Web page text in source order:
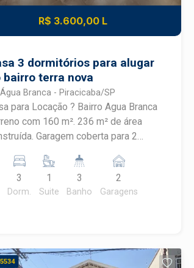
R$ 3.600,00 L
3 dormitórios para alugar
bairro terra nova
Água Branca - Piracicaba/SP
para Locação ? Bairro Agua Branca
com 160 m². 236 m² de área
Garagem coberta para 2
estar. Lavabo. Sala de jantar. Cozinha
com cooktop e bar integrado.
com cobertura retrátil. Espaço
2 dormitórios com
3
Dorm.
1
Suite
3
Banho
2
Garagens